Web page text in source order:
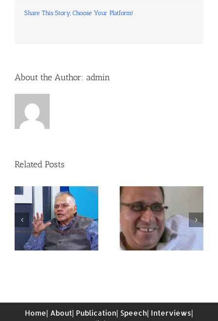
Share This Story, Choose Your Platform!
About the Author: admin
Related Posts
NEPAL-INDIA
RELATIONS Bound By
Destiny
युवाहरु किन बिदेशिदै छन
Home| About| Publication| Speech| Interviews|